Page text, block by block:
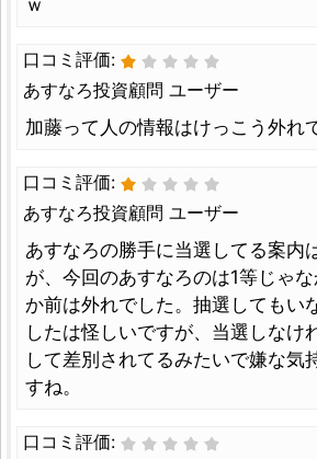
ｗ
口コミ評価:
あすなろ投資顧問 ユーザー
加藤って人の情報はけっこう外れ
口コミ評価:
あすなろ投資顧問 ユーザー
あすなろの勝手に当選してる案内
が、今回のあすなろのは1等じゃ
か前は外れでした。抽選してもい
したは怪しいですが、当選しなけ
して差別されてるみたいで嫌な気
すね。
口コミ評価: